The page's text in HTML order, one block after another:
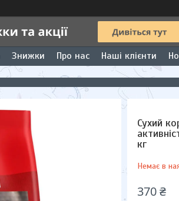
Знижки Про нас Наші клієнти
Сухий
кг
Немає в
370 ₴